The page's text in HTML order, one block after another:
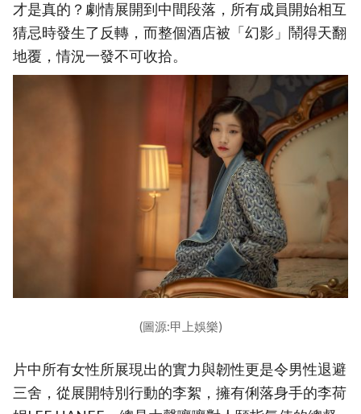
才是真的？劇情展開到中間段落，所有成員開始相互
猜忌時發生了反轉，而整個酒店被「幻影」鬧得天翻
地覆，情況一發不可收拾。
(圖源:甲上娛樂)
片中所有女性所展現出的實力與韌性更是令男性退避
三舍，從展開特別行動的李絮，擁有俐落身手的李荷